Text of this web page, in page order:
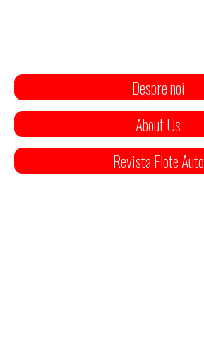
Despre noi
About Us
Revista Flote Auto